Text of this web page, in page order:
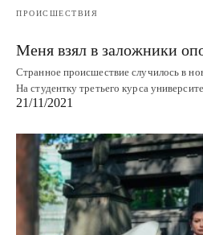
ПРОИСШЕСТВИЯ
Меня взял в заложники
Странное происшествие случилось в
На студентку третьего курса
21/11/2021